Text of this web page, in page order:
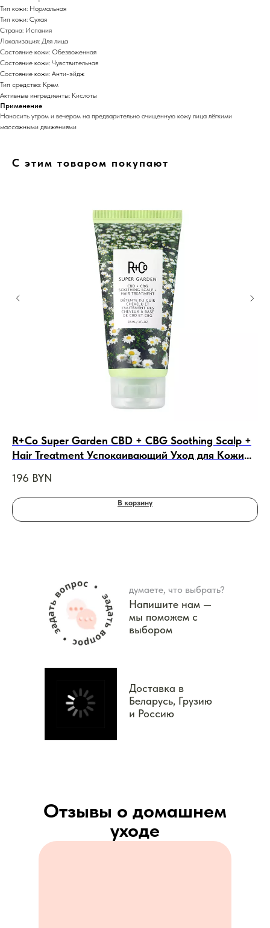
Тип кожи: Нормальная
Тип кожи: Сухая
Страна: Испания
Локализация: Для лица
Состояние кожи: Обезвоженная
Состояние кожи: Чувствительная
Состояние кожи: Анти-эйдж
Тип средства: Крем
Активные ингредиенты: Кислоты
Применение
Наносить утром и вечером на предварительно очищенную кожу лица лёгкими
массажными движениями
С этим товаром покупают
R+Co Super Garden CBD + CBG Soothing Scalp +
Hair Treatment Успокаивающий Уход для Кожи
196 BYN
В корзину
думаете, что выбрать?
Напишите нам —
мы поможем с
выбором
Доставка в
Беларусь, Грузию
и Россию
Отзывы о домашнем
уходе